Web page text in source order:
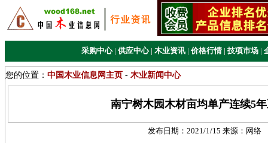
采购中心 | 供应中心 | 木业资讯 | 价格行情 | 技项市场 |
您的位置： 中国木业信息网主页 - 木业新闻中心
南宁树木园木材亩均单产连续5
发布日期：2021/1/15 来源： 网络